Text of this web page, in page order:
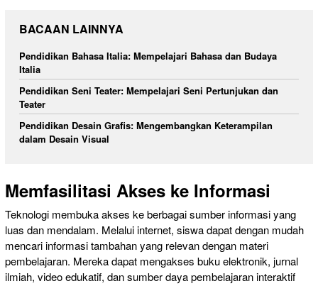
BACAAN LAINNYA
Pendidikan Bahasa Italia: Mempelajari Bahasa dan Budaya
Italia
Pendidikan Seni Teater: Mempelajari Seni Pertunjukan dan
Teater
Pendidikan Desain Grafis: Mengembangkan Keterampilan
dalam Desain Visual
Memfasilitasi Akses ke Informasi
Teknologi membuka akses ke berbagai sumber informasi yang
luas dan mendalam. Melalui internet, siswa dapat dengan mudah
mencari informasi tambahan yang relevan dengan materi
pembelajaran. Mereka dapat mengakses buku elektronik, jurnal
ilmiah, video edukatif, dan sumber daya pembelajaran interaktif